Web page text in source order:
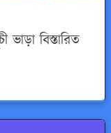
বিস্তারিত